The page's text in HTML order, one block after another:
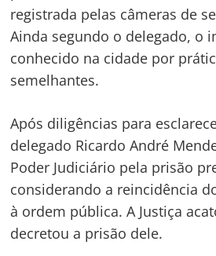
registrada pelas câmeras de
Ainda segundo o delegado, o
conhecido na cidade por
semelhantes.
Após diligências para
delegado Ricardo André
Poder Judiciário pela prisão
considerando a reincidência
à ordem pública. A Justiça
decretou a prisão dele.
Navegação
de
Post